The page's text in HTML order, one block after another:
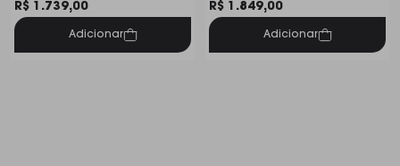
R$ 1.739,00
Adicionar
R$ 1.849,00
Adicionar